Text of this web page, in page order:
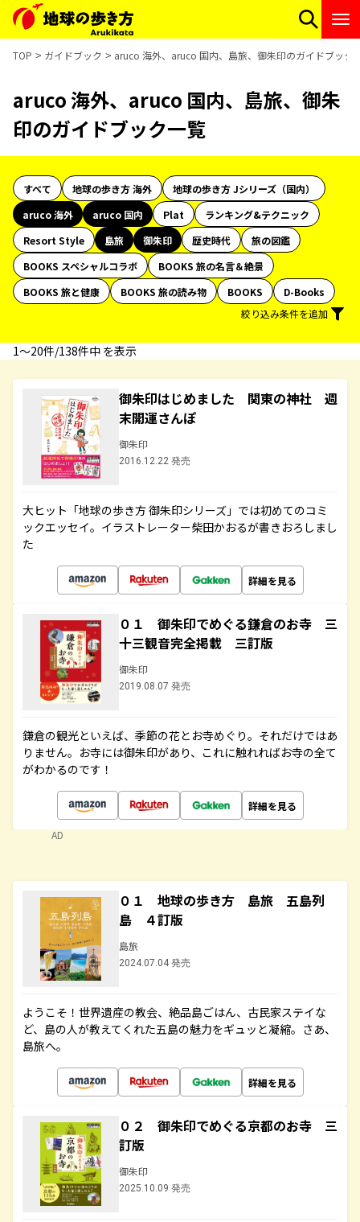
TOP ガイドブック aruco 海外、aruco 国内、島旅、御朱印のガイドブック
aruco 海外、aruco 国内、島旅、御朱
印のガイドブック一覧
すべて 地球の歩き方 海外
地球の歩き方 Jシリーズ（国内）
aruco 海外
aruco 国内 Plat
ランキング&テクニック
Resort Style
島旅 御朱印 歴史時代
旅の図鑑
BOOKS スペシャルコラボ
BOOKS 旅の名言＆絶景
BOOKS 旅と健康
BOOKS 旅の読み物 BOOKS
D-Books
絞り込み条件を追加
1〜20件/138件中 を表示
御朱印はじめました 関東の神社 週
末開運さんぽ
御朱印
2016.12.22 発売
大ヒット「地球の歩き方 御朱印シリーズ」では初めてのコミ
ックエッセイ。イラストレーター柴田かおるが書きおろしまし
た
詳細を見る
０１ 御朱印でめぐる鎌倉のお寺 三
十三観音完全掲載 三訂版
御朱印
2019.08.07 発売
鎌倉の観光といえば、季節の花とお寺めぐり。それだけではあ
りません。お寺には御朱印があり、これに触れればお寺の全て
がわかるのです！
詳細を見る
AD
０１ 地球の歩き方 島旅 五島列
島 ４訂版
島旅
2024.07.04 発売
ようこそ！世界遺産の教会、絶品島ごはん、古民家ステイな
ど、島の人が教えてくれた五島の魅力をギュッと凝縮。さあ、
島旅へ。
詳細を見る
０２ 御朱印でめぐる京都のお寺 三
訂版
御朱印
2025.10.09 発売